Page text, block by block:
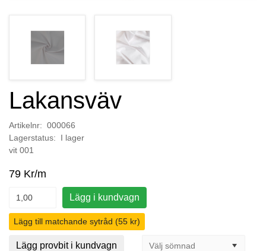
Lakansväv
Artikelnr: 000066
Lagerstatus: I lager
vit 001
79 Kr/m
Lägg i kundvagn
Lägg till matchande sytråd (55 kr)
Lägg provbit i kundvagn